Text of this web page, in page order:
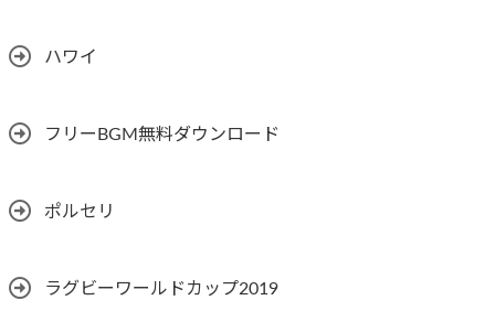
ハワイ
フリーBGM無料ダウンロード
ポルセリ
ラグビーワールドカップ2019